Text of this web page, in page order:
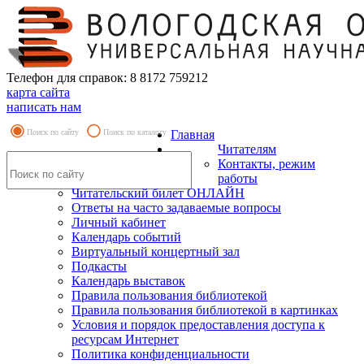
Телефон для справок: 8 8172 759212
карта сайта
написать нам
Поиск по сайту Поиск по каталогу Главная
Читателям
Контакты, режим
работы
Читательский билет ОНЛАЙН
Ответы на часто задаваемые вопросы
Личный кабинет
Календарь событий
Виртуальный концертный зал
Подкасты
Календарь выставок
Правила пользования библиотекой
Правила пользования библиотекой в картинках
Условия и порядок предоставления доступа к
ресурсам Интернет
Политика конфиденциальности